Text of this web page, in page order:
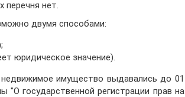
перечня нет.
двумя способами:
юридическое значение).
имущество выдавались до 01
"О государственной регистрации прав на